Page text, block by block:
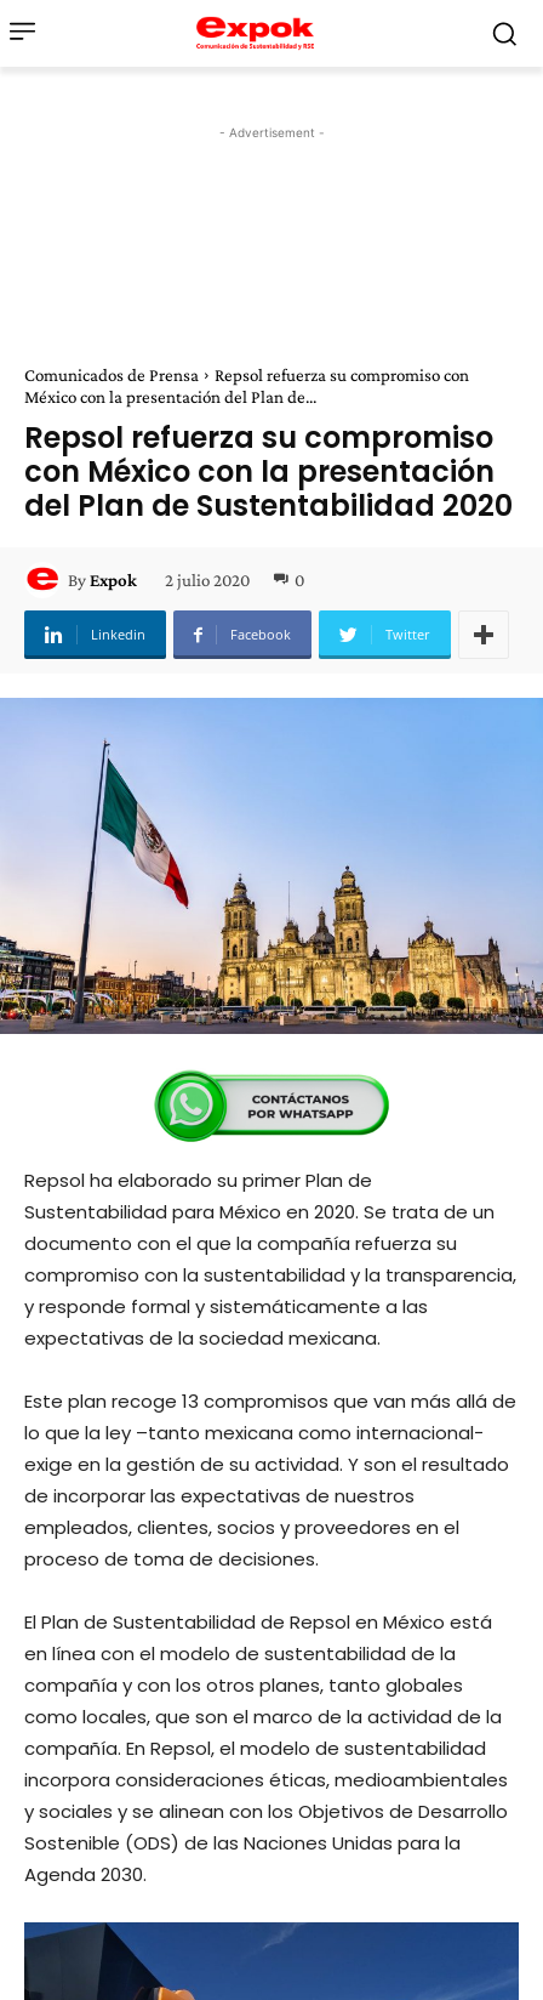
- Advertisement -
Comunicados de Prensa
Repsol refuerza su compromiso con
México con la presentación del Plan de...
Repsol refuerza su compromiso
con México con la presentación
del Plan de Sustentabilidad 2020
ByExpok 2 julio 2020 0
Linkedin Facebook Twitter
Repsol ha elaborado su primer Plan de
Sustentabilidad para México en 2020. Se trata de un
documento con el que la compañía refuerza su
compromiso con la sustentabilidad y la transparencia,
y responde formal y sistemáticamente a las
expectativas de la sociedad mexicana.
Este plan recoge 13 compromisos que van más allá de
lo que la ley –tanto mexicana como internacional−
exige en la gestión de su actividad. Y son el resultado
de incorporar las expectativas de nuestros
empleados, clientes, socios y proveedores en el
proceso de toma de decisiones.
El Plan de Sustentabilidad de Repsol en México está
en línea con el modelo de sustentabilidad de la
compañía y con los otros planes, tanto globales
como locales, que son el marco de la actividad de la
compañía. En Repsol, el modelo de sustentabilidad
incorpora consideraciones éticas, medioambientales
y sociales y se alinean con los Objetivos de Desarrollo
Sostenible (ODS) de las Naciones Unidas para la
Agenda 2030.